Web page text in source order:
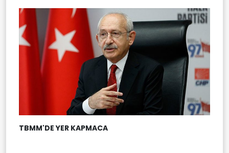
TBMM'DE YER KAPMACA